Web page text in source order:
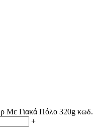
Με Γιακά Πόλο 320g κωδ.
+